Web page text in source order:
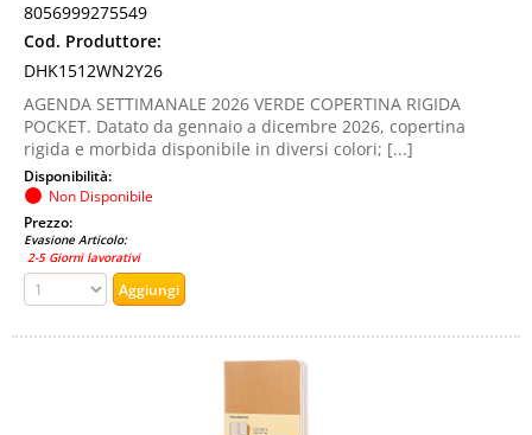
8056999275549
Cod. Produttore:
DHK1512WN2Y26
AGENDA SETTIMANALE 2026 VERDE COPERTINA RIGIDA
POCKET. Datato da gennaio a dicembre 2026, copertina
rigida e morbida disponibile in diversi colori; [...]
Disponibilità:
Non Disponibile
Prezzo:
Evasione Articolo:
2-5 Giorni lavorativi